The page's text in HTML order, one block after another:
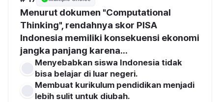
Menurut dokumen "Computational
Thinking", rendahnya skor PISA
Indonesia memiliki konsekuensi ekonomi
jangka panjang karena...
Menyebabkan siswa Indonesia tidak
bisa belajar di luar negeri.
Membuat kurikulum pendidikan menjadi
lebih sulit untuk diubah.